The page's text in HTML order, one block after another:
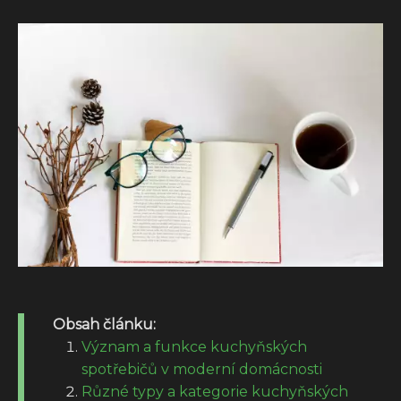
Obsah článku:
Význam a funkce kuchyňských
spotřebičů v moderní domácnosti
Různé typy a kategorie kuchyňských